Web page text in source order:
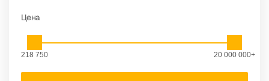
Цена
218 750 20 000 000+